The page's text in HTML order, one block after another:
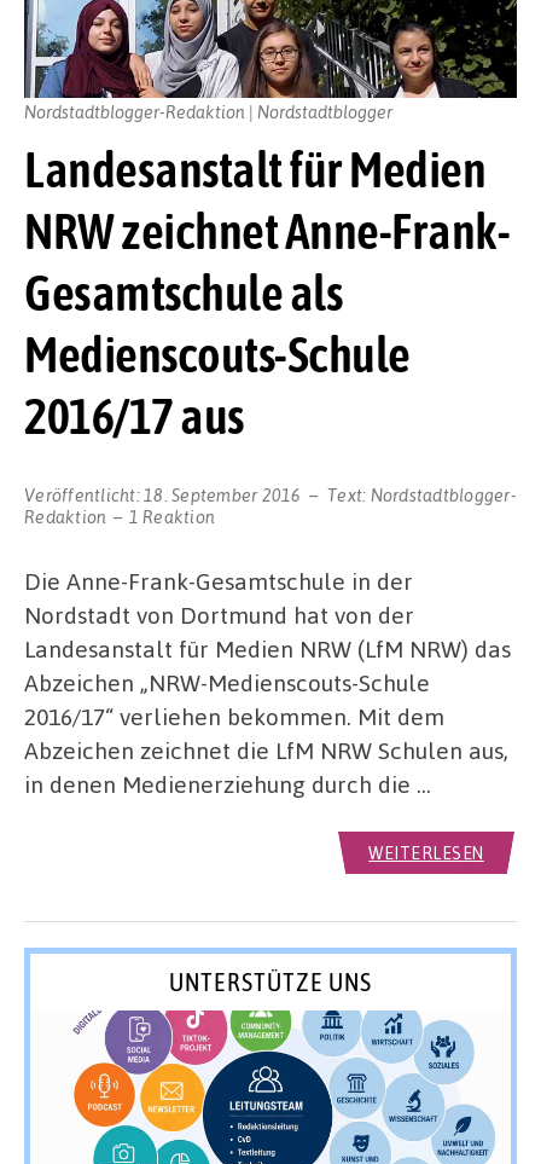
Landesanstalt für Medien
NRW zeichnet Anne-Frank-
Gesamtschule als
Medienscouts-Schule
2016/17 aus
Veröffentlicht: 18. September 2016 Text: Nordstadtblogger-
Redaktion
1 Reaktion
Nordstadtblogger-Redaktion | Nordstadtblogger
Die Anne-Frank-Gesamtschule in der
Nordstadt von Dortmund hat von der
Landesanstalt für Medien NRW (LfM NRW) das
Abzeichen „NRW-Medienscouts-Schule
2016/17“ verliehen bekommen. Mit dem
Abzeichen zeichnet die LfM NRW Schulen aus,
in denen Medienerziehung durch die …
WEITERLESEN
UNTERSTÜTZE UNS